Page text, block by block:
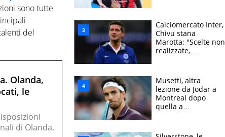
sono tutte
del
Olanda,
le
di Olanda,
Allegri
Calciomercato Inter,
Chivu stana
Marotta: "Scelte non
realizzate,
squadra"
Musetti, altra
lezione da Jodar a
Montreal dopo
quella a
tutto"